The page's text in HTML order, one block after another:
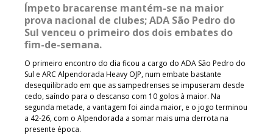
Ímpeto bracarense mantém-se na maior
prova nacional de clubes; ADA São Pedro do
Sul venceu o primeiro dos dois embates do
fim-de-semana.
O primeiro encontro do dia ficou a cargo do ADA São Pedro do
Sul e ARC Alpendorada Heavy OJP, num embate bastante
desequilibrado em que as sampedrenses se impuseram desde
cedo, saíndo para o descanso com 10 golos à maior. Na
segunda metade, a vantagem foi ainda maior, e o jogo terminou
a 42-26, com o Alpendorada a somar mais uma derrota na
presente época.